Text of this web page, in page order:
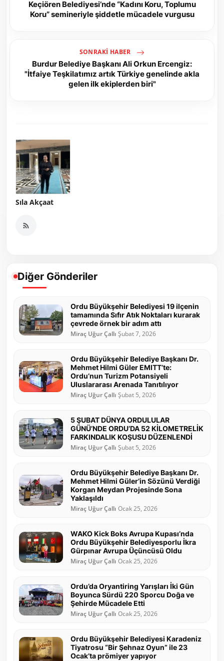
Keçiören Belediyesi’nde “Kadını Koru, Toplumu
Koru” semineriyle şiddetle mücadele vurgusu
SONRAKI HABER
Burdur Belediye Başkanı Ali Orkun Ercengiz:
"İtfaiye Teşkilatımız artık Türkiye genelinde akla
gelen ilk ekiplerden biri"
Sıla Akçaat
Diğer Gönderiler
Ordu Büyükşehir Belediyesi 19 ilçenin
tamamında Sıfır Atık Noktaları kurarak
çevrede örnek bir adım attı
Miraç Uğur Çallı Şubat 7, 2026
Ordu Büyükşehir Belediye Başkanı Dr.
Mehmet Hilmi Güler EMITT’te:
Ordu’nun Turizm Potansiyeli
Uluslararası Arenada Tanıtılıyor
Miraç Uğur Çallı Şubat 5, 2026
5 ŞUBAT DÜNYA ORDULULAR
GÜNÜ’NDE ORDU’DA 52 KİLOMETRELİK
FARKINDALIK KOŞUSU DÜZENLENDİ
Miraç Uğur Çallı Şubat 5, 2026
Ordu Büyükşehir Belediye Başkanı Dr.
Mehmet Hilmi Güler’in Sözünü Verdiği
Korgan Meydan Projesinde Sona
Yaklaşıldı
Miraç Uğur Çallı Ocak 25, 2026
WAKO Kick Boks Avrupa Kupası’nda
Ordu Büyükşehir Belediyesporlu İkra
Gürpınar Avrupa Üçüncüsü Oldu
Miraç Uğur Çallı Ocak 25, 2026
Ordu’da Oryantiring Yarışları İki Gün
Boyunca Sürdü 220 Sporcu Doğa ve
Şehirde Mücadele Etti
Miraç Uğur Çallı Ocak 25, 2026
Ordu Büyükşehir Belediyesi Karadeniz
Tiyatrosu “Bir Şehnaz Oyun” ile 23
Ocak’ta prömiyer yapıyor